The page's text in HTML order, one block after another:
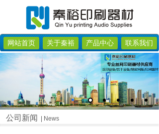
网站首页 关于秦裕 产品中心 联系我们
公司新闻 | News